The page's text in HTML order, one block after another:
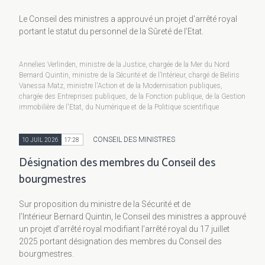
Le Conseil des ministres a approuvé un projet d'arrêté royal
portant le statut du personnel de la Sûreté de l’Etat.
Annelies Verlinden, ministre de la Justice, chargée de la Mer du Nord
Bernard Quintin, ministre de la Sécurité et de l’Intérieur, chargé de Beliris
Vanessa Matz, ministre l'Action et de la Modernisation publiques,
chargée des Entreprises publiques, de la Fonction publique, de la Gestion
immobilière de l'Etat, du Numérique et de la Politique scientifique
10 JUIL 2026 17:28 CONSEIL DES MINISTRES
Désignation des membres du Conseil des
bourgmestres
Sur proposition du ministre de la Sécurité et de
l’Intérieur Bernard Quintin, le Conseil des ministres a approuvé
un projet d’arrêté royal modifiant l’arrêté royal du 17 juillet
2025 portant désignation des membres du Conseil des
bourgmestres.